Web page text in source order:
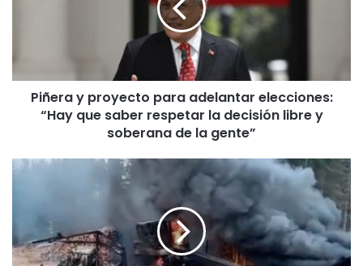
p
r
t
a
Piñera y proyecto para adelantar elecciones:
“Hay que saber respetar la decisión libre y
soberana de la gente”
A
u
e